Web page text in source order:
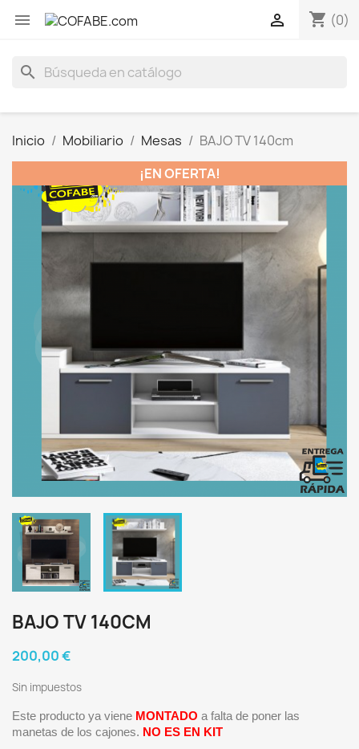
 shopping_cart (0)

search
Inicio Mobiliario Mesas
BAJO TV 140cm
¡EN OFERTA!
BAJO TV 140CM
200,00 €
Sin impuestos
Este producto ya viene MONTADO a falta de poner las
manetas de los cajones. NO ES EN KIT